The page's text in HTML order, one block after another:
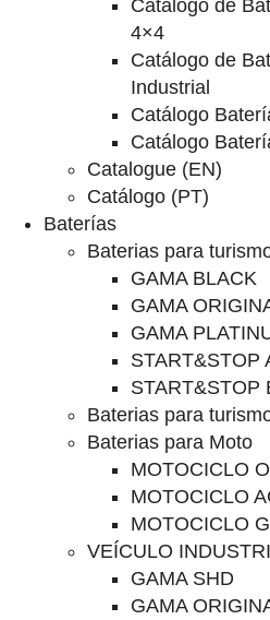
Catalogo de
4×4
Catálogo de
Industrial
Catálogo
Catálogo
Catalogue (EN)
Catálogo (PT)
Baterías
Baterias para
GAMA BLACK
GAMA
GAMA
START&STOP
START&STOP
Baterias para
Baterias para Moto
MOTOCICLO
MOTOCICLO
MOTOCICLO
VEÍCULO
GAMA SHD
GAMA